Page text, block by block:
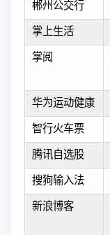
郴州公交行
掌上生活
掌阅
华为运动健康
智行火车票
腾讯自选股
搜狗输入法
新浪博客